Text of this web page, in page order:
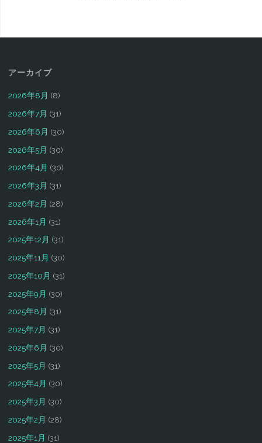
アーカイブ
2026年8月 (8)
2026年7月 (31)
2026年6月 (30)
2026年5月 (30)
2026年4月 (30)
2026年3月 (31)
2026年2月 (28)
2026年1月 (31)
2025年12月 (31)
2025年11月 (30)
2025年10月 (31)
2025年9月 (30)
2025年8月 (31)
2025年7月 (31)
2025年6月 (30)
2025年5月 (31)
2025年4月 (30)
2025年3月 (30)
2025年2月 (28)
2025年1月 (31)